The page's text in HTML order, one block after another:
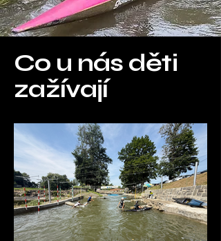
Co u nás děti
zažívají